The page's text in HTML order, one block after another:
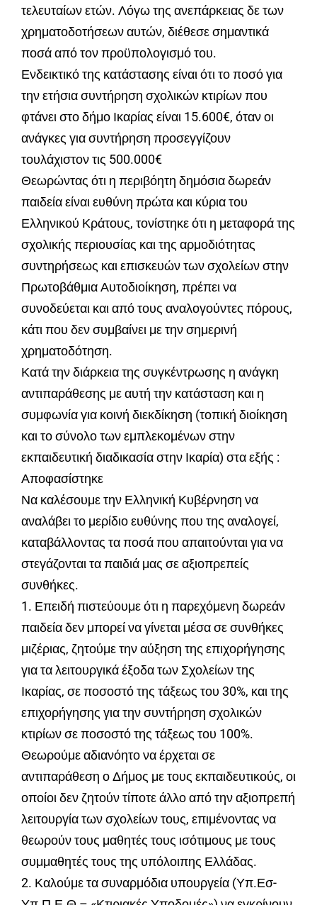
τελευταίων ετών. Λόγω της ανεπάρκειας δε των
χρηματοδοτήσεων αυτών, διέθεσε σημαντικά
ποσά από τον προϋπολογισμό του.
Ενδεικτικό της κατάστασης είναι ότι το ποσό για
την ετήσια συντήρηση σχολικών κτιρίων που
φτάνει στο δήμο Ικαρίας είναι 15.600€, όταν οι
ανάγκες για συντήρηση προσεγγίζουν
τουλάχιστον τις 500.000€
Θεωρώντας ότι η περιβόητη δημόσια δωρεάν
παιδεία είναι ευθύνη πρώτα και κύρια του
Ελληνικού Κράτους, τονίστηκε ότι η μεταφορά της
σχολικής περιουσίας και της αρμοδιότητας
συντηρήσεως και επισκευών των σχολείων στην
Πρωτοβάθμια Αυτοδιοίκηση, πρέπει να
συνοδεύεται και από τους αναλογούντες πόρους,
κάτι που δεν συμβαίνει με την σημερινή
χρηματοδότηση.
Κατά την διάρκεια της συγκέντρωσης η ανάγκη
αντιπαράθεσης με αυτή την κατάσταση και η
συμφωνία για κοινή διεκδίκηση (τοπική διοίκηση
και το σύνολο των εμπλεκομένων στην
εκπαιδευτική διαδικασία στην Ικαρία) στα εξής :
Αποφασίστηκε
Να καλέσουμε την Ελληνική Κυβέρνηση να
αναλάβει το μερίδιο ευθύνης που της αναλογεί,
καταβάλλοντας τα ποσά που απαιτούνται για να
στεγάζονται τα παιδιά μας σε αξιοπρεπείς
συνθήκες.
1. Επειδή πιστεύουμε ότι η παρεχόμενη δωρεάν
παιδεία δεν μπορεί να γίνεται μέσα σε συνθήκες
μιζέριας, ζητούμε την αύξηση της επιχορήγησης
για τα λειτουργικά έξοδα των Σχολείων της
Ικαρίας, σε ποσοστό της τάξεως του 30%, και της
επιχορήγησης για την συντήρηση σχολικών
κτιρίων σε ποσοστό της τάξεως του 100%.
Θεωρούμε αδιανόητο να έρχεται σε
αντιπαράθεση ο Δήμος με τους εκπαιδευτικούς, οι
οποίοι δεν ζητούν τίποτε άλλο από την αξιοπρεπή
λειτουργία των σχολείων τους, επιμένοντας να
θεωρούν τους μαθητές τους ισότιμους με τους
συμμαθητές τους της υπόλοιπης Ελλάδας.
2. Καλούμε τα συναρμόδια υπουργεία (Υπ.Εσ-